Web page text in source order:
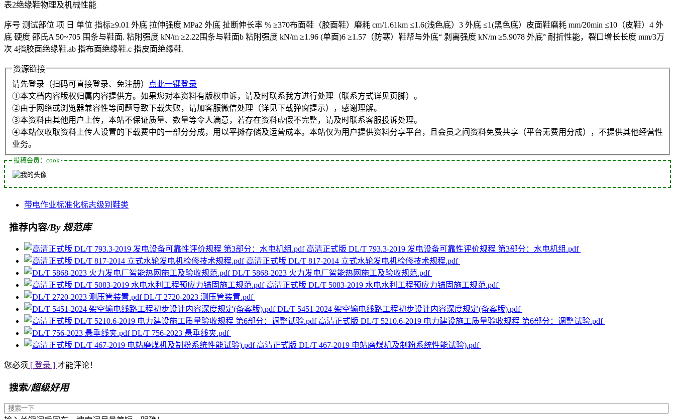
表2绝缘鞋物理及机械性能
序号 测试部位 项 日 单位 指标≥9.01 外底 拉伸强度 MPa2 外底 扯断伸长率 % ≥370布面鞋（胶面鞋）磨耗 cm/1.61km ≤1.6(浅色底）3 外底 ≤1(黑色底）皮面鞋磨耗 mm/20min ≤10（皮鞋）4 外
底 硬度 邵氏A 50~705 围条与鞋面. 粘附强度 kN/m ≥2.22围条与鞋面b 粘附强度 kN/m ≥1.96 (单面)6 ≥1.57（防寒）鞋帮与外底“ 剥离强度 kN/m ≥5.9078 外底° 耐折性能，裂口增长长度 mm/3万
次 4指胶面绝缘鞋.ab 指布面绝缘鞋.c 指皮面绝缘鞋.
资源链接
请先登录（扫码可直接登录、免注册）
点此一键登录
①本文档内容版权归属内容提供方。如果您对本资料有版权申诉，请及时联系我方进行处理（联系方式详见页脚）。
②由于网络或浏览器兼容性等问题导致下载失败，请加客服微信处理（详见下载弹窗提示），感谢理解。
③本资料由其他用户上传，本站不保证质量、数量等令人满意，若存在资料虚假不完整，请及时联系客服投诉处理。
④本站仅收取资料上传人设置的下载费中的一部分分成，用以平摊存储及运营成本。本站仅为用户提供资料分享平台，且会员之间资料免费共享（平台无费用分成），不提供其他经营性
业务。
投稿会员：cook
带电作业标准化标志级别 鞋类
推荐内容/By 规范库
高清正式版 DL/T 793.3-2019 发电设备可靠性评价规程 第3部分：水电机组.pdf
高清正式版 DL/T 817-2014 立式水轮发电机检修技术规程.pdf
DL/T 5868-2023 火力发电厂智能热网施工及验收规范.pdf
高清正式版 DL/T 5083-2019 水电水利工程预应力锚固施工规范.pdf
DL/T 2720-2023 测压管装置.pdf
DL/T 5451-2024 架空输电线路工程初步设计内容深度规定(备案版).pdf
高清正式版 DL/T 5210.6-2019 电力建设施工质量验收规程 第6部分：调整试验.pdf
DL/T 756-2023 悬垂线夹.pdf
高清正式版 DL/T 467-2019 电站磨煤机及制粉系统性能试验).pdf
您必须 [ 登录 ] 才能评论！
搜索/超级好用